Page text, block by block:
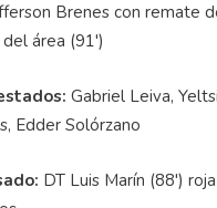
Brenes con remate
área (91')
Gabriel Leiva,
Edder Solórzano
DT Luis Marín (88')